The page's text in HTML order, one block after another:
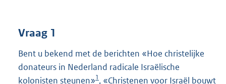
Vraag 1
Bent u bekend met de berichten «Hoe christelijke
donateurs in Nederland radicale Israëlische
kolonisten steunen»1, «Christenen voor Israël bouwt